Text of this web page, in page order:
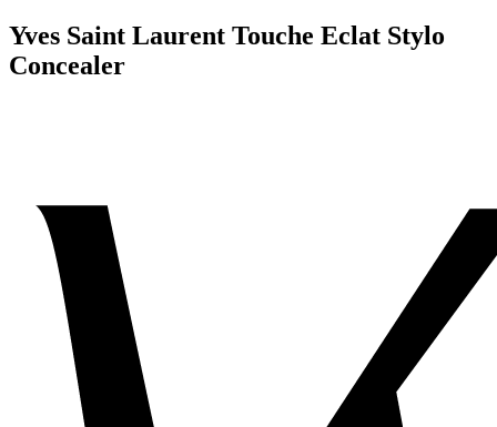
Yves Saint Laurent Touche Eclat Stylo
Concealer